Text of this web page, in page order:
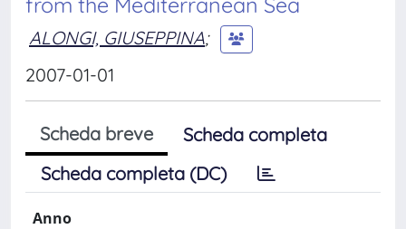
ALONGI, GIUSEPPINA;
2007-01-01
Scheda breve
Scheda completa
Scheda completa (DC)
Anno